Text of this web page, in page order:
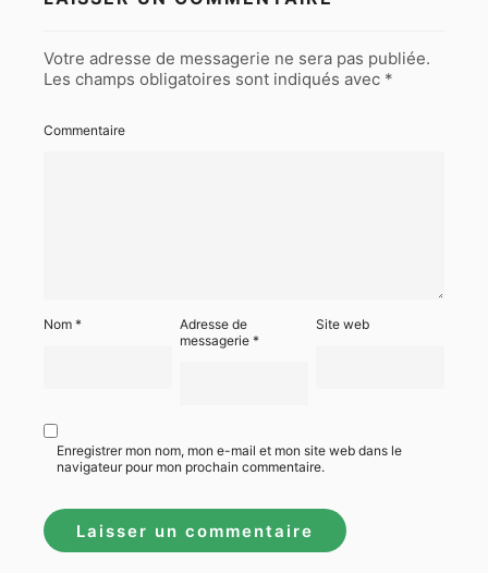
Votre adresse de messagerie ne sera pas publiée.
Les champs obligatoires sont indiqués avec *
Commentaire
Nom *
Adresse de
messagerie*
Site web
Enregistrer mon nom, mon e-mail et mon site web dans le
navigateur pour mon prochain commentaire.